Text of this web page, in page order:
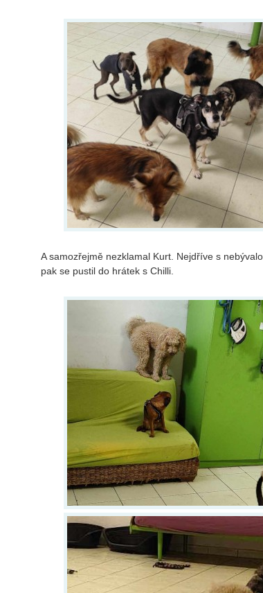
A samozřejmě nezklamal Kurt. Nejdříve s
pak se pustil do hrátek s Chilli.